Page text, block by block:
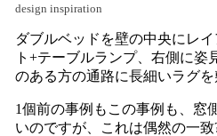
design inspiration
ダブルベッドを壁の中央にレ
ト+テーブルランプ、右側に姿
のある方の通路に長細いラグを
1個前の事例もこの事例も、窓
いのですが、これは偶然の一